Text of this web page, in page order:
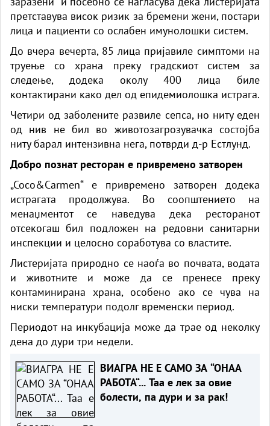
претставува висок ризик за бремени жени, постари
лица и пациенти со ослабен имунолошки систем.
До вчера вечерта, 85 лица пријавиле симптоми на
труење со храна преку градскиот систем за
следење, додека околу 400 лица биле
контактирани како дел од епидемиолошка истрага.
Четири од заболените развиле сепса, но ниту еден
од нив не бил во животозагрозувачка состојба
ниту барал интензивна нега, потврди д-р Естлунд.
Добро познат ресторан е привремено затворен
„Coco&Carmen“ е привремено затворен додека
истрагата продолжува. Во соопштението на
менаџментот се наведува дека ресторанот
отсекогаш бил подложен на редовни санитарни
инспекции и целосно соработува со властите.
Листеријата природно се наоѓа во почвата, водата
и животните и може да се пренесе преку
контаминирана храна, особено ако се чува на
ниски температури подолг временски период.
Периодот на инкубација може да трае од неколку
дена до дури три недели.
ВИАГРА НЕ Е САМО ЗА “ОНАА
РАБОТА“... Таа е лек за овие
болести, па дури и за рак!